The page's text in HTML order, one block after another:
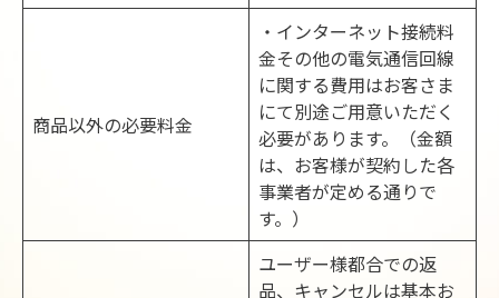
使い方ガイド
お知らせ
無料会員登録
商品以外の必要料金
・インターネット接続料
金その他の電気通信回線
に関する費用はお客さま
にて別途ご用意いただく
必要があります。（金額
は、お客様が契約した各
事業者が定める通りで
す。）
ユーザー様都合での返
品、キャンセルは基本お